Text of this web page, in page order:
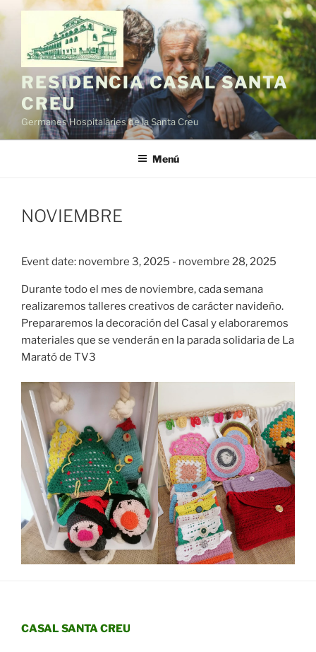
contingut
RESIDENCIA CASAL SANTA
CREU
Germanes Hospitalàries de la Santa Creu
Menú
NOVIEMBRE
Event date: novembre 3, 2025 - novembre 28, 2025
Durante todo el mes de noviembre, cada semana
realizaremos talleres creativos de carácter navideño.
Prepararemos la decoración del Casal y elaboraremos
materiales que se venderán en la parada solidaria de La
Marató de TV3
CASAL SANTA CREU